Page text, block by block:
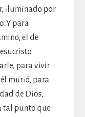
iluminado por
Y para
el de
para vivir
murió, para
de Dios,
tal punto que